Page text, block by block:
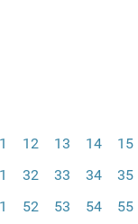
12 13 14 15
32 33 34 35
52 53 54 55